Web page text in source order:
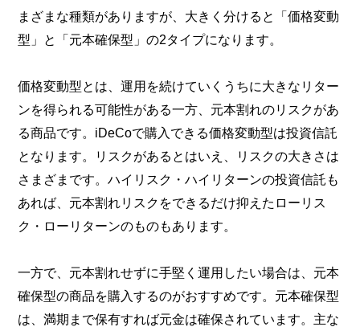
まざまな種類がありますが、大きく分けると「価格変動
型」と「元本確保型」の2タイプになります。
価格変動型とは、運用を続けていくうちに大きなリター
ンを得られる可能性がある一方、元本割れのリスクがあ
る商品です。iDeCoで購入できる価格変動型は投資信託
となります。リスクがあるとはいえ、リスクの大きさは
さまざまです。ハイリスク・ハイリターンの投資信託も
あれば、元本割れリスクをできるだけ抑えたローリス
ク・ローリターンのものもあります。
一方で、元本割れせずに手堅く運用したい場合は、元本
確保型の商品を購入するのがおすすめです。元本確保型
は、満期まで保有すれば元金は確保されています。主な